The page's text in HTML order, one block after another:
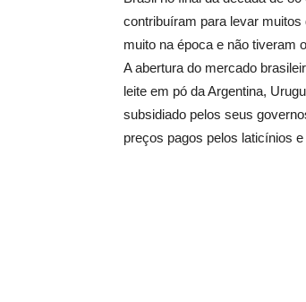
contribuíram para levar
muito na época e não tiveram
A abertura do mercado
leite em pó da Argentina,
subsidiado pelos seus
preços pagos pelos laticínios